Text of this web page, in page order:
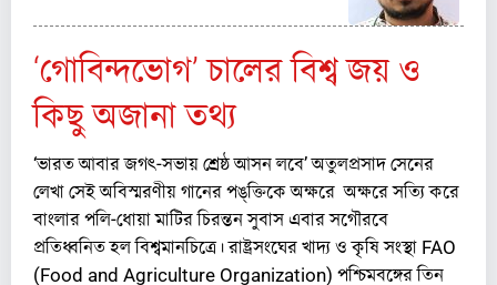
‘গোবিন্দভোগ’ চালের বিশ্ব জয় ও
কিছু অজানা তথ্য
‘ভারত আবার জগৎ-সভায় শ্রেষ্ঠ আসন লবে’ অতুলপ্রসাদ সেনের
লেখা সেই অবিস্মরণীয় গানের পঙ্‌ক্তিকে অক্ষরে অক্ষরে সত্যি করে
বাংলার পলি-ধোয়া মাটির চিরন্তন সুবাস এবার সগৌরবে
প্রতিধ্বনিত হল বিশ্বমানচিত্রে। রাষ্ট্রসংঘের খাদ্য ও কৃষি সংস্থা FAO
(Food and Agriculture Organization) পশ্চিমবঙ্গের তিন